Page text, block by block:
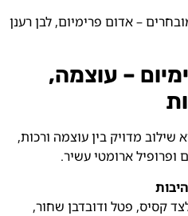
– אדום פרימיום, לבן רענן
– עוצמה,
שילוב מדויק בין עוצמה ורכות,
ארומטי עשיר.
קסיס, פטל ודובדבן שחור,